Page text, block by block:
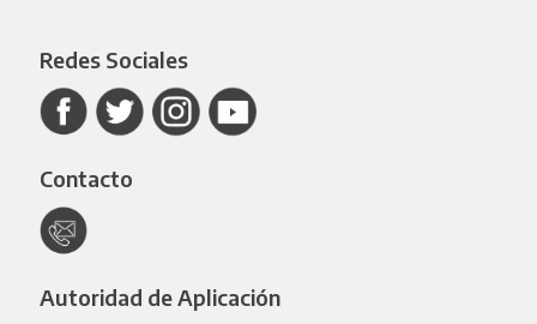
Redes Sociales
Contacto
Autoridad de Aplicación